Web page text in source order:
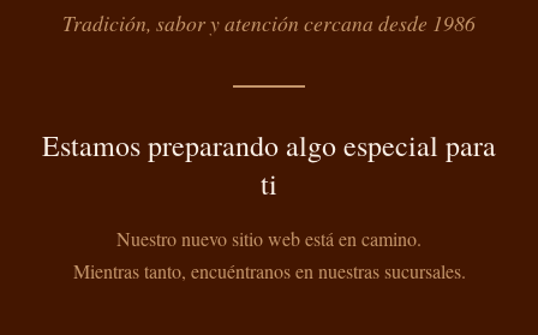
Tradición, sabor y atención cercana desde 1986
Estamos preparando algo especial para
ti
Nuestro nuevo sitio web está en camino.
Mientras tanto, encuéntranos en nuestras sucursales.